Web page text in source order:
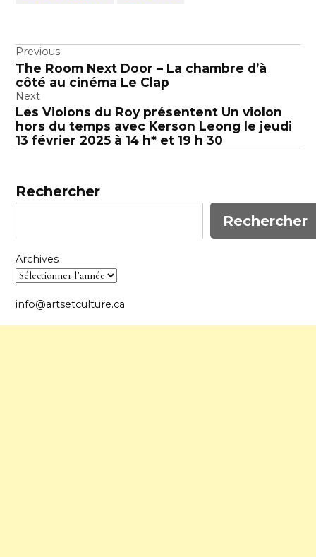
Navigation
de
l’article
Previous
The Room Next Door – La chambre d’à
côté au cinéma Le Clap
Next
Les Violons du Roy présentent Un violon
hors du temps avec Kerson Leong le jeudi
13 février 2025 à 14 h* et 19 h 30
Rechercher
Rechercher
Archives
info@artsetculture.ca